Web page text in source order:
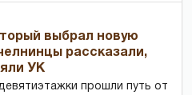
выбрал новую
рассказали,
УК
прошли путь от